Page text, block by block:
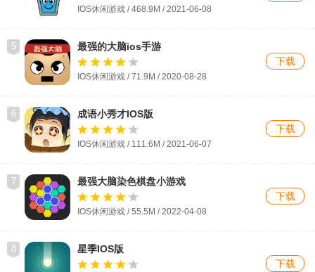
IOS休闲游戏 / 468.9M / 2021-06-08
5 最强的大脑ios手游
IOS休闲游戏 / 71.9M / 2020-08-28
下载
6 成语小秀才IOS版
IOS休闲游戏 / 111.6M / 2021-06-07
下载
7 最强大脑染色棋盘小游戏
IOS休闲游戏 / 55.5M / 2022-04-08
下载
8
星季IOS版
下载